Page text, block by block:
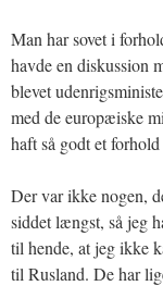
Man har sovet i
havde en diskussion
blevet
med de europæiske
haft så godt et
Der var ikke nogen,
siddet længst, så jeg
til hende, at jeg ikke
til Rusland. De har